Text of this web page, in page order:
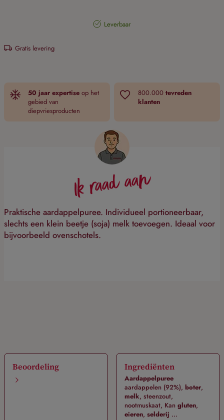
Leverbaar
Gratis levering
50 jaar expertise op het
gebied van
diepvriesproducten
800.000 tevreden
klanten
Ik raad aan
Praktische aardappelpuree. Individueel portioneerbaar,
slechts een klein beetje (soja) melk toevoegen. Ideaal voor
bijvoorbeeld ovenschotels.
Beoordeling Ingrediënten
Aardappelpuree
aardappelen (92%), boter,
melk, steenzout,
nootmuskaat, Kan gluten,
eieren, selderij ...